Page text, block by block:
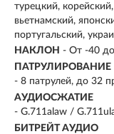
турецкий,
вьетнамский,
португальский,
НАКЛОН - От -40
ПАТРУЛИРОВАНИЕ
- 8 патрулей, до 32
АУДИОСЖАТИЕ
- G.711alaw /
БИТРЕЙТ АУДИО